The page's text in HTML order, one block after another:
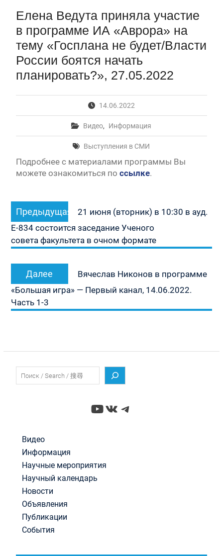
Вячеслав Никонов в программе «Большая игра» —
Первый канал, 27.07.2026. Часть 1-2
Конкурсные списки лиц, прошедших
вступительные испытания в МГУ имени
М.В.Ломоносова в 2026 году по каждому
Вячеслав Никонов в программе «Большая игра» —
Вячеслав Никонов в программе «Большая игра» —
Первый канал, 06.08.2026. Часть 1-3
Елена Ведута приняла участие
в программе ИА «Аврора» на
тему «Госплана не будет/Власти
России боятся начать
планировать?», 27.05.2022
14.06.2022
Видео, Информация
Выступления в СМИ
Подробнее с материалами программы Вы
можете ознакомиться по ссылке.
Навигация
по
записям
Предыдущая
Предыдущая
запись:
21 июня (вторник) в 10:30 в ауд.
Е-834 состоится заседание Ученого
совета факультета в очном формате
Далее
запись:
Вячеслав Никонов в программе
«Большая игра» — Первый канал, 14.06.2022.
Часть 1-3
YouTube
ВКонтакте
Telegram
Видео
Информация
Научные мероприятия
Научный календарь
Новости
Объявления
Публикации
События